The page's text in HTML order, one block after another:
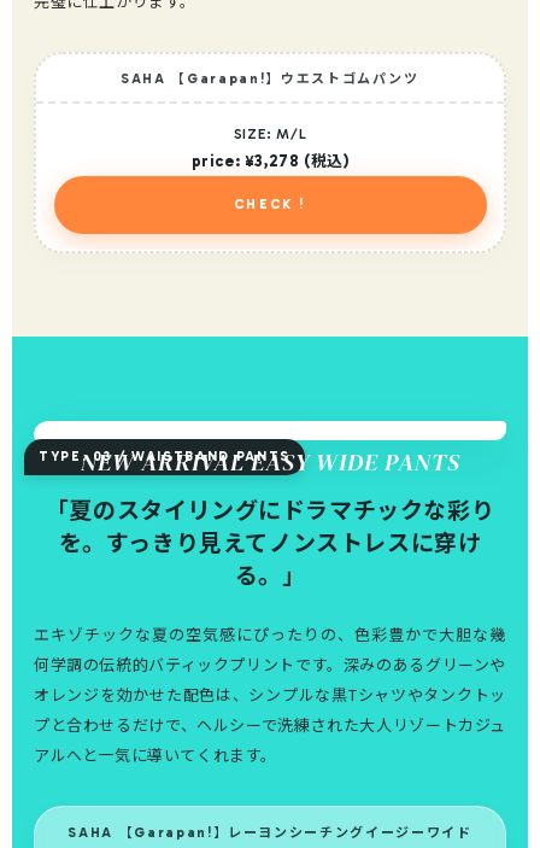
SAHA 【Garapan!】ウエストゴムパンツ
SIZE: M/L
price: ¥3,278 (税込)
CHECK !
TYPE. 03 / WAISTBAND PANTS
NEW ARRIVAL EASY WIDE PANTS
「夏のスタイリングにドラマチックな彩り
を。すっきり見えてノンストレスに穿け
る。」
エキゾチックな夏の空気感にぴったりの、色彩豊かで大胆な幾
何学調の伝統的バティックプリントです。深みのあるグリーンや
オレンジを効かせた配色は、シンプルな黒Tシャツやタンクトッ
プと合わせるだけで、ヘルシーで洗練された大人リゾートカジュ
アルへと一気に導いてくれます。
SAHA 【Garapan!】レーヨンシーチングイージーワイド